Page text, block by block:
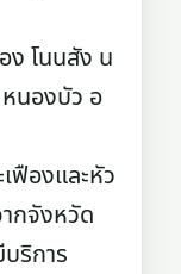
ง โนนสัง น
นองบัว อ
ฟืองและหัว
กจังหวัด
ริการ